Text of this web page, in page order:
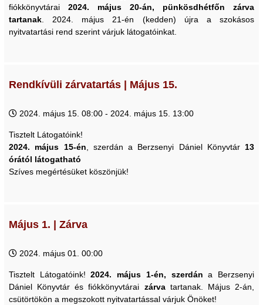
fiókkönyvtárai 2024. május 20-án, pünkösdhétfőn zárva
tartanak . 2024. május 21-én (kedden) újra a szokásos
nyitvatartási rend szerint várjuk látogatóinkat.
Rendkívüli zárvatartás | Május 15.
2024. május 15. 08:00 - 2024. május 15. 13:00
Tisztelt Látogatóink!
2024. május 15-én , szerdán a Berzsenyi Dániel Könyvtár 13
órától látogatható
Szíves megértésüket köszönjük!
Május 1. | Zárva
2024. május 01. 00:00
Tisztelt Látogatóink!2024. május 1-én, szerdán a Berzsenyi
Dániel Könyvtár és fiókkönyvtárai zárva tartanak. Május 2-án,
csütörtökön a megszokott nyitvatartással várjuk Önöket!